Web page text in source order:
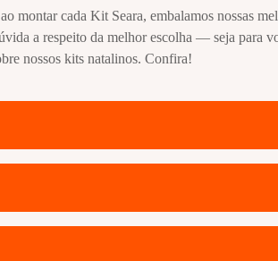
cada Kit Seara, embalamos nossas
a respeito da melhor escolha — seja para
nossos kits natalinos. Confira!